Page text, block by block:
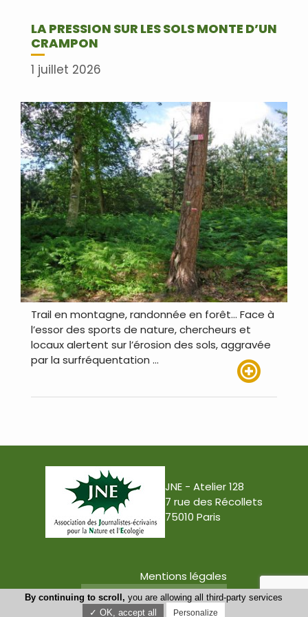
LA PRESSION SUR LES SOLS MONTE D’UN
CRAMPON
1 juillet 2026
Trail en montagne, randonnée en forêt… Face à
l’essor des sports de nature, chercheurs et
locaux alertent sur l’érosion des sols, aggravée
par la surfréquentation …
JNE - Atelier 128
7 rue des Récollets
75010 Paris
Mentions légales
Conception : Tabula Rasa
By continuing to scroll, you are allowing all third-party services
✓ OK, accept all
Personalize